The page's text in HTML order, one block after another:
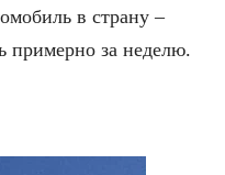
в страну –
примерно за неделю.